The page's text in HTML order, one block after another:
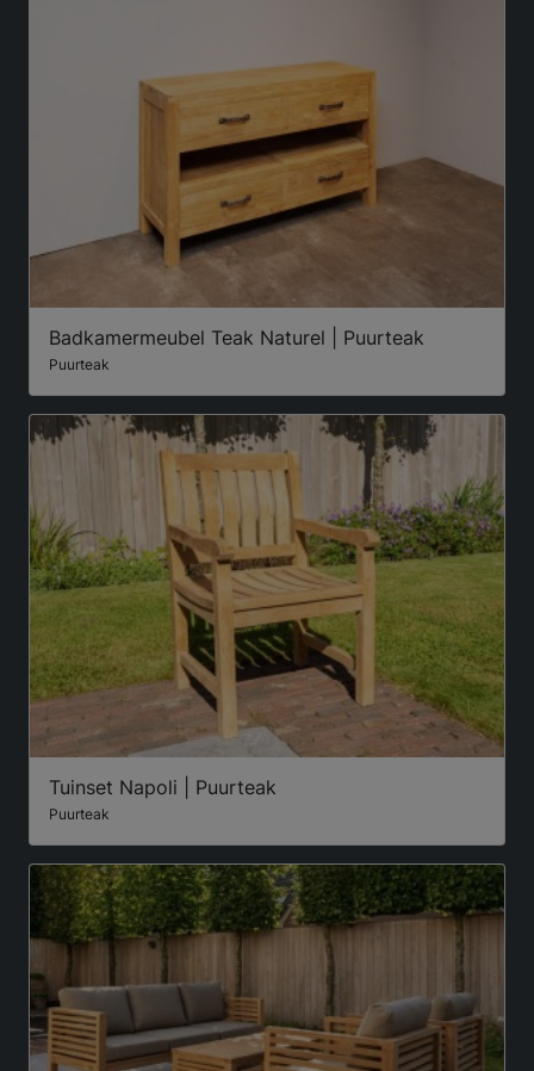
Badkamermeubel Teak Naturel | Puurteak
Puurteak
Tuinset Napoli | Puurteak
Puurteak